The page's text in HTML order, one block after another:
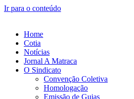
Ir para o conteúdo
Home
Cotia
Notícias
Jornal A Matraca
O Sindicato
Convenção Coletiva
Homologação
Emissão de Guias